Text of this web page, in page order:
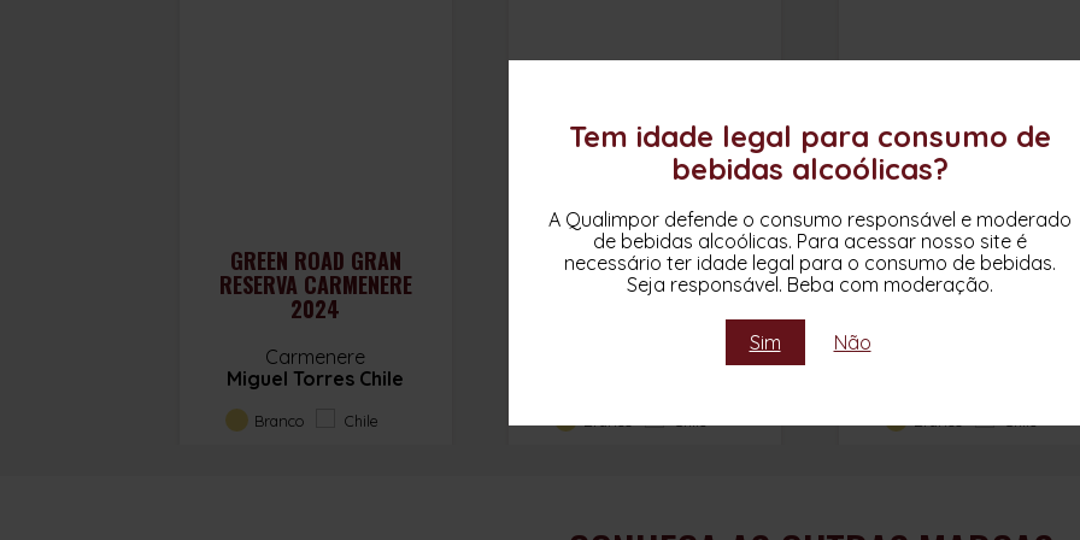
Tem idade legal para consumo de
bebidas alcoólicas?
A Qualimpor defende o consumo responsável e moderado
de bebidas alcoólicas. Para acessar nosso site é
necessário ter idade legal para o consumo de bebidas.
Seja responsável. Beba com moderação.
Sim Não
GREEN ROAD GRAN
RESERVA CARMENERE
2024
Carmenere
Miguel Torres Chile
Branco Chile
GREEN ROAD GRAN
RESERVA CABERNET
GREEN ROAD RESERVA
SAUVIGNON BLANC